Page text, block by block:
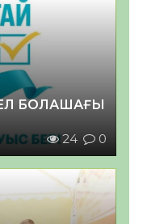
БОЛАШАҒЫ
24 0